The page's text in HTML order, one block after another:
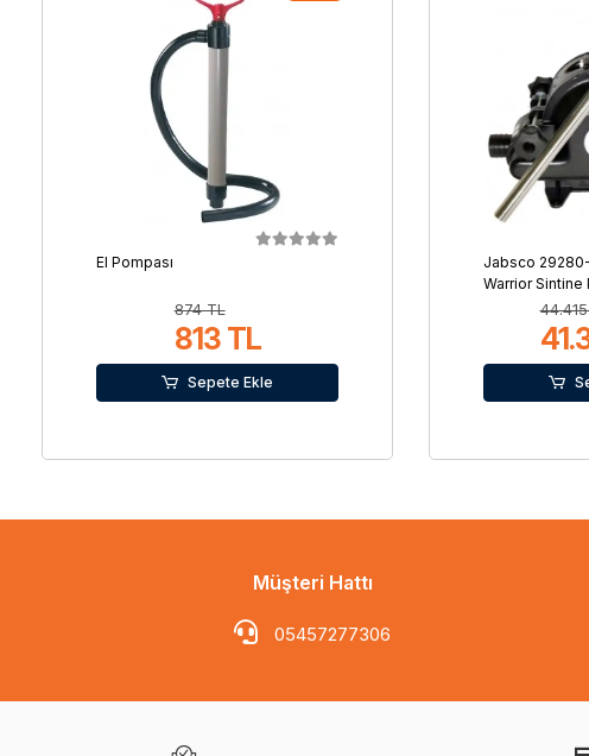
El Pompası
874 TL
813 TL
Sepete Ekle
Jabsco
Warrior Sintine
Müşteri Hattı
05457277306